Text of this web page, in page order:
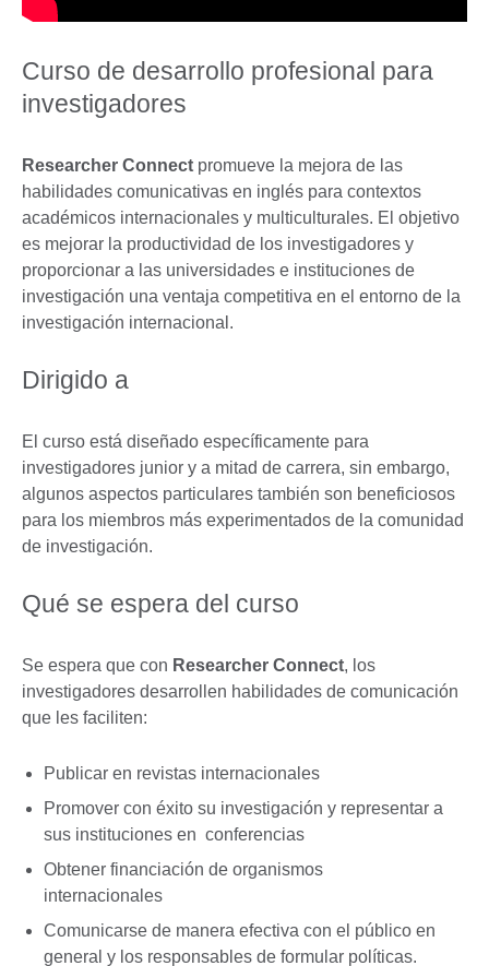
Curso de desarrollo profesional para
investigadores
Researcher Connect promueve la mejora de las
habilidades comunicativas en inglés para contextos
académicos internacionales y multiculturales. El objetivo
es mejorar la productividad de los investigadores y
proporcionar a las universidades e instituciones de
investigación una ventaja competitiva en el entorno de la
investigación internacional.
Dirigido a
El curso está diseñado específicamente para
investigadores junior y a mitad de carrera, sin embargo,
algunos aspectos particulares también son beneficiosos
para los miembros más experimentados de la comunidad
de investigación.
Qué se espera del curso
Se espera que con Researcher Connect, los
investigadores desarrollen habilidades de comunicación
que les faciliten:
Publicar en revistas internacionales
Promover con éxito su investigación y representar a
sus instituciones en conferencias
Obtener financiación de organismos
internacionales
Comunicarse de manera efectiva con el público en
general y los responsables de formular políticas.